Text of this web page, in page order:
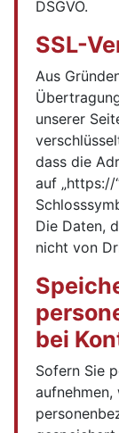
DSGVO.
SSL-
Aus
unserer
dass die
auf „https://
Die Daten,
nicht von
bei
Sofern Sie